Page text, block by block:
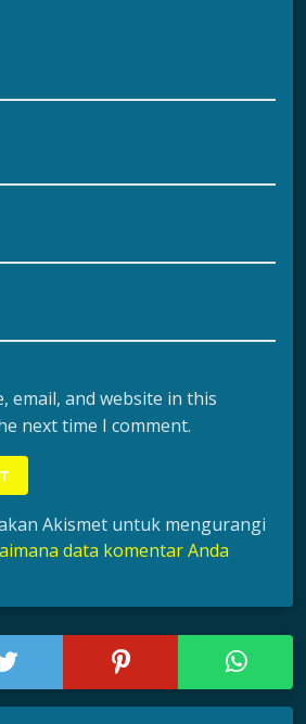
email, and website in this
next time I comment.
Akismet untuk mengurangi
data komentar Anda